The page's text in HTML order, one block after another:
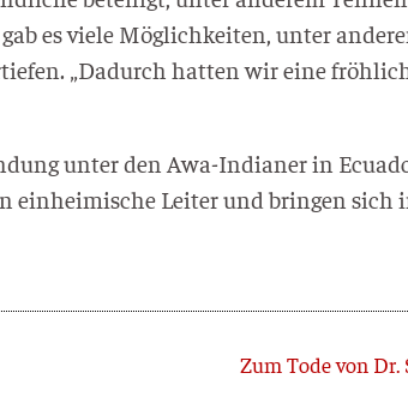
es vie­le Mög­lich­kei­ten, unter
„Dadurch hat­ten wir eine
unter den Awa-India­ner in
ein­hei­mi­sche Lei­ter und brin­gen
Zum Tode von